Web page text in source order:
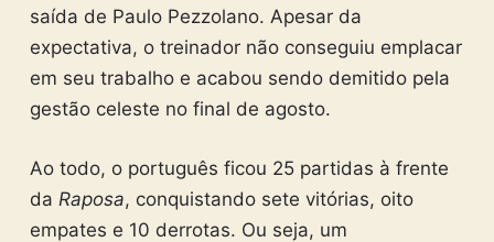
saída de Paulo Pezzolano. Apesar da
expectativa, o treinador não conseguiu emplacar
em seu trabalho e acabou sendo demitido pela
gestão celeste no final de agosto.
Ao todo, o português ficou 25 partidas à frente
da Raposa, conquistando sete vitórias, oito
empates e 10 derrotas. Ou seja, um